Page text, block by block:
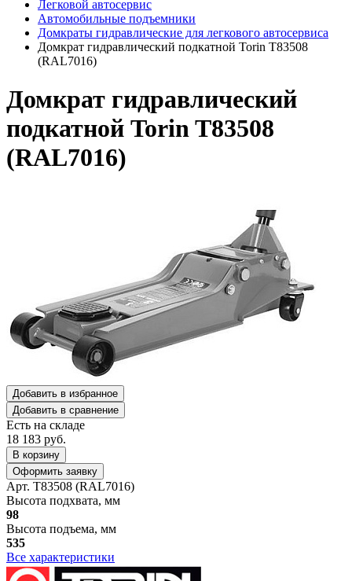
Легковой автосервис
Автомобильные подъемники
Домкраты гидравлические для легкового автосервиса
Домкрат гидравлический подкатной Torin T83508
(RAL7016)
Домкрат гидравлический
подкатной Torin T83508
(RAL7016)
Добавить в избранное
Добавить в сравнение
Есть на складе
18 183 руб.
В корзину
Оформить заявку
Арт. T83508 (RAL7016)
Высота подхвата, мм
98
Высота подъема, мм
535
Все характеристики